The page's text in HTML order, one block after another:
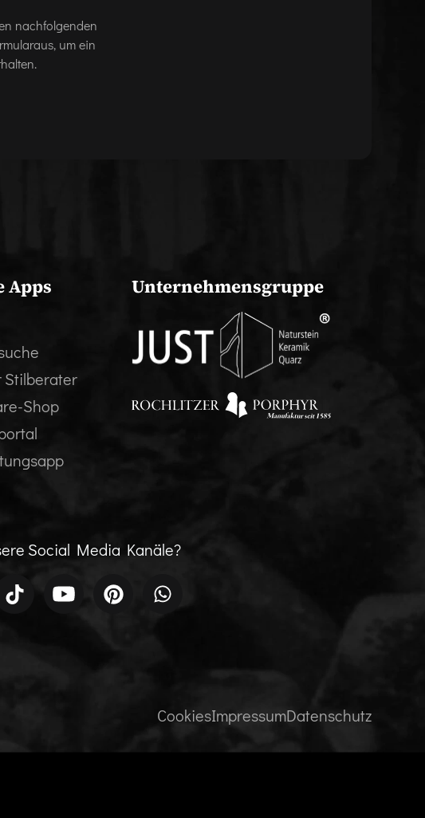
nachfolgenden
um ein
Apps
Stilberater
Shop
Unternehmensgruppe
Social Media Kanäle?
CookiesImpressumDatenschutz